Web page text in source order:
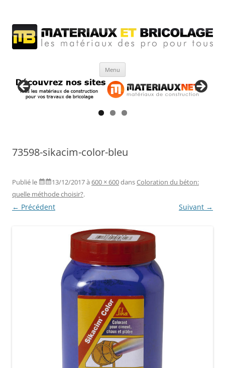
Menu
73598-sikacim-color-bleu
Publié le 13/12/2017à 600 × 600dansColoration du béton:
quelle méthode choisir?.
← Précédent Suivant →